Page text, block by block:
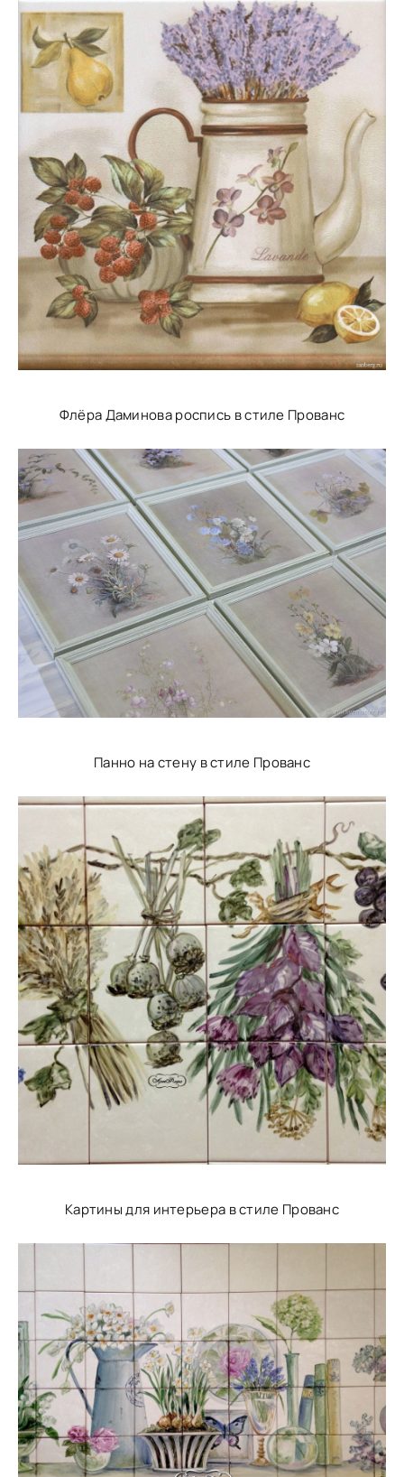
Флёра Даминова роспись в стиле Прованс
Панно на стену в стиле Прованс
Картины для интерьера в стиле Прованс